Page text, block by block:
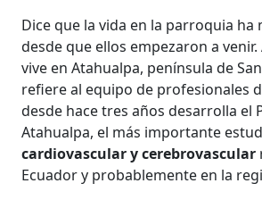
Dice que la vida en la parroquia
desde que ellos empezaron a
vive en Atahualpa, península de
refiere al equipo de profesionales
desde hace tres años desarrolla el
Atahualpa, el más importante
cardiovascular y cerebrovascular
Ecuador y probablemente en la